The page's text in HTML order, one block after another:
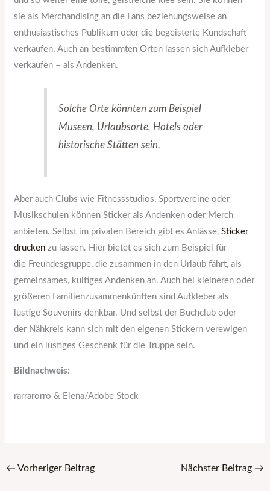
sie als Merchandising an die Fans beziehungsweise an
enthusiastisches Publikum oder die begeisterte Kundschaft
verkaufen. Auch an bestimmten Orten lassen sich Aufkleber
verkaufen – als Andenken.
Solche Orte könnten zum Beispiel
Museen, Urlaubsorte, Hotels oder
historische Stätten sein.
Aber auch Clubs wie Fitnessstudios, Sportvereine oder
Musikschulen können Sticker als Andenken oder Merch
anbieten. Selbst im privaten Bereich gibt es Anlässe,Sticker
drucken zu lassen. Hier bietet es sich zum Beispiel für
die Freundesgruppe, die zusammen in den Urlaub fährt, als
gemeinsames, kultiges Andenken an. Auch bei kleineren oder
größeren Familienzusammenkünften sind Aufkleber als
lustige Souvenirs denkbar. Und selbst der Buchclub oder
der Nähkreis kann sich mit den eigenen Stickern verewigen
und ein lustiges Geschenk für die Truppe sein.
Bildnachweis:
rarrarorro & Elena/Adobe Stock
← Vorheriger Beitrag Nächster Beitrag →